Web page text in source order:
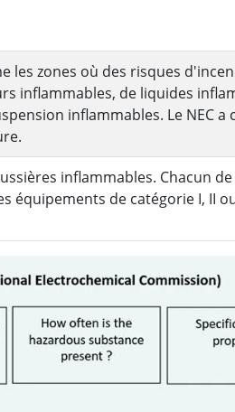
les zones où des risques
inflammables, de liquides
inflammables. Le NEC a
inflammables. Chacun
équipements de catégorie I, II